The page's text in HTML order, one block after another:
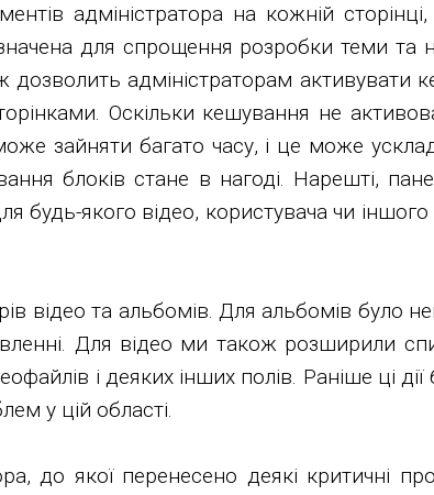
адміністратора на кожній
для спрощення розробки теми
дозволить адміністраторам
Оскільки кешування не
зайняти багато часу, і це може
блоків стане в нагоді. Нарешті,
будь-якого відео, користувача чи
відео та альбомів. Для альбомів було
Для відео ми також розширили
і деяких інших полів. Раніше ці
у цій області.
до якої перенесено деякі критичні